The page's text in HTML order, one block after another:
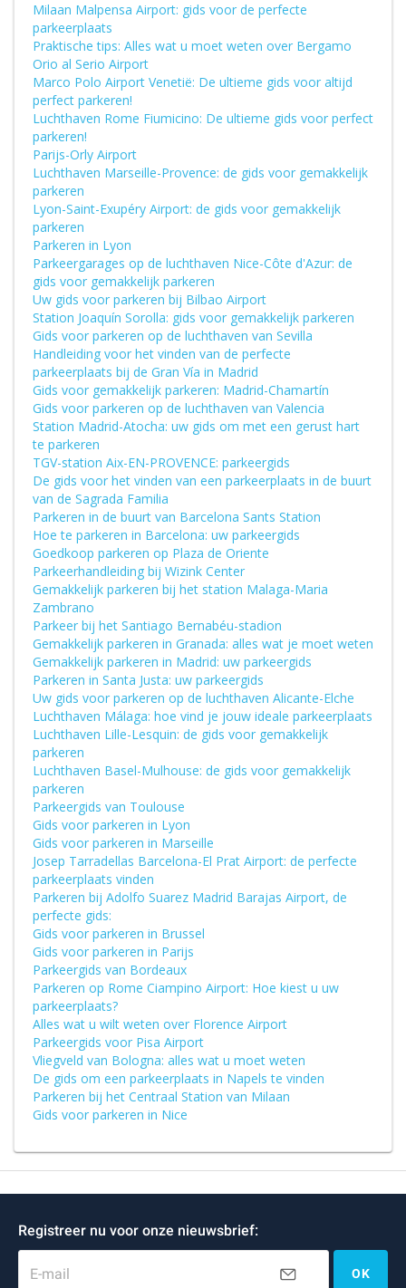
Milaan Malpensa Airport: gids voor de perfecte
parkeerplaats
Praktische tips: Alles wat u moet weten over Bergamo
Orio al Serio Airport
Marco Polo Airport Venetië: De ultieme gids voor altijd
perfect parkeren!
Luchthaven Rome Fiumicino: De ultieme gids voor perfect
parkeren!
Parijs-Orly Airport
Luchthaven Marseille-Provence: de gids voor gemakkelijk
parkeren
Lyon-Saint-Exupéry Airport: de gids voor gemakkelijk
parkeren
Parkeren in Lyon
Parkeergarages op de luchthaven Nice-Côte d'Azur: de
gids voor gemakkelijk parkeren
Uw gids voor parkeren bij Bilbao Airport
Station Joaquín Sorolla: gids voor gemakkelijk parkeren
Gids voor parkeren op de luchthaven van Sevilla
Handleiding voor het vinden van de perfecte
parkeerplaats bij de Gran Vía in Madrid
Gids voor gemakkelijk parkeren: Madrid-Chamartín
Gids voor parkeren op de luchthaven van Valencia
Station Madrid-Atocha: uw gids om met een gerust hart
te parkeren
TGV-station Aix-EN-PROVENCE: parkeergids
De gids voor het vinden van een parkeerplaats in de buurt
van de Sagrada Familia
Parkeren in de buurt van Barcelona Sants Station
Hoe te parkeren in Barcelona: uw parkeergids
Goedkoop parkeren op Plaza de Oriente
Parkeerhandleiding bij Wizink Center
Gemakkelijk parkeren bij het station Malaga-Maria
Zambrano
Parkeer bij het Santiago Bernabéu-stadion
Gemakkelijk parkeren in Granada: alles wat je moet weten
Gemakkelijk parkeren in Madrid: uw parkeergids
Parkeren in Santa Justa: uw parkeergids
Uw gids voor parkeren op de luchthaven Alicante-Elche
Luchthaven Málaga: hoe vind je jouw ideale parkeerplaats
Luchthaven Lille-Lesquin: de gids voor gemakkelijk
parkeren
Luchthaven Basel-Mulhouse: de gids voor gemakkelijk
parkeren
Parkeergids van Toulouse
Gids voor parkeren in Lyon
Gids voor parkeren in Marseille
Josep Tarradellas Barcelona-El Prat Airport: de perfecte
parkeerplaats vinden
Parkeren bij Adolfo Suarez Madrid Barajas Airport, de
perfecte gids:
Gids voor parkeren in Brussel
Gids voor parkeren in Parijs
Parkeergids van Bordeaux
Parkeren op Rome Ciampino Airport: Hoe kiest u uw
parkeerplaats?
Alles wat u wilt weten over Florence Airport
Parkeergids voor Pisa Airport
Vliegveld van Bologna: alles wat u moet weten
De gids om een parkeerplaats in Napels te vinden
Parkeren bij het Centraal Station van Milaan
Gids voor parkeren in Nice
Registreer nu voor onze nieuwsbrief:
E-mail OK